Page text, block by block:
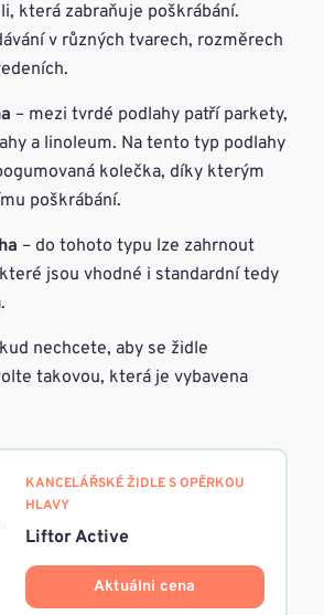
která zabraňuje poškrábání.
v různých tvarech, rozměrech
– mezi tvrdé podlahy patří parkety,
a linoleum. Na tento typ podlahy
kolečka, díky kterým
poškrábání.
– do tohoto typu lze zahrnout
jsou vhodné i standardní tedy
nechcete, aby se židle
takovou, která je vybavena
KANCELÁŘSKÉ ŽIDLE S OPĚRKOU
HLAVY
Liftor Active
Aktuálni cena